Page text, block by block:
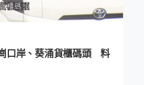
等團體合作，26/27學年起
培訓名額。 校園配套上，
政效率，推動智慧校園建
保持聯繫，協助學校安
學年會安排數字教育視
口岸、葵涌貨櫃碼頭 料